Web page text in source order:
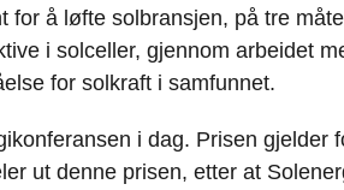
for å løfte solbransjen, på tre
i solceller, gjennom arbeidet
for solkraft i samfunnet.
i dag. Prisen gjelder
ut denne prisen, etter at